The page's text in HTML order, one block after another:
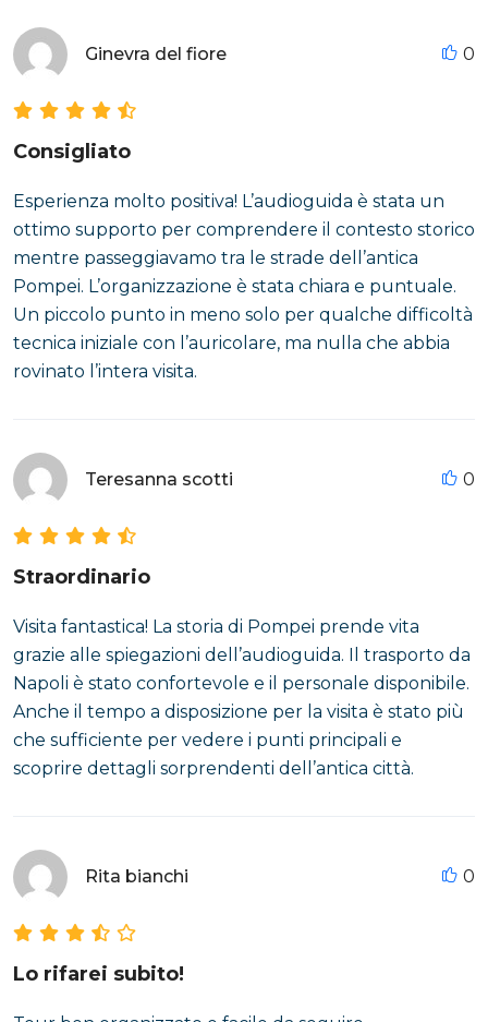
Ginevra del fiore 0
Consigliato
Esperienza molto positiva! L’audioguida è stata un
ottimo supporto per comprendere il contesto storico
mentre passeggiavamo tra le strade dell’antica
Pompei. L’organizzazione è stata chiara e puntuale.
Un piccolo punto in meno solo per qualche difficoltà
tecnica iniziale con l’auricolare, ma nulla che abbia
rovinato l’intera visita.
Teresanna scotti 0
Straordinario
Visita fantastica! La storia di Pompei prende vita
grazie alle spiegazioni dell’audioguida. Il trasporto da
Napoli è stato confortevole e il personale disponibile.
Anche il tempo a disposizione per la visita è stato più
che sufficiente per vedere i punti principali e
scoprire dettagli sorprendenti dell’antica città.
Rita bianchi 0
Lo rifarei subito!